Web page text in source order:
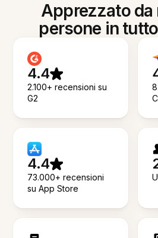
Apprezzato da
persone in
4.4
2.100+ recensioni su
G2
4.4
73.000+ recensioni
su App Store